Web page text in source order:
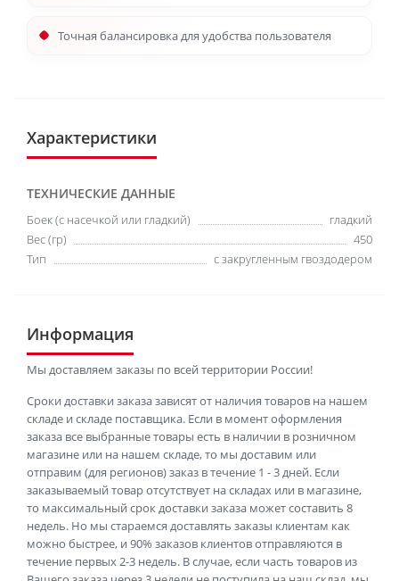
Точная балансировка для удобства пользователя
Характеристики
ТЕХНИЧЕСКИЕ ДАННЫЕ
Боек (с насечкой или гладкий)
гладкий
Вес (гр)
450
Тип
с закругленным гвоздодером
Информация
Мы доставляем заказы по всей территории России!
Сроки доставки заказа зависят от наличия товаров на нашем
складе и складе поставщика. Если в момент оформления
заказа все выбранные товары есть в наличии в розничном
магазине или на нашем складе, то мы доставим или
отправим (для регионов) заказ в течение 1 - 3 дней. Если
заказываемый товар отсутствует на складах или в магазине,
то максимальный срок доставки заказа может составить 8
недель. Но мы стараемся доставлять заказы клиентам как
можно быстрее, и 90% заказов клиентов отправляются в
течение первых 2-3 недель. В случае, если часть товаров из